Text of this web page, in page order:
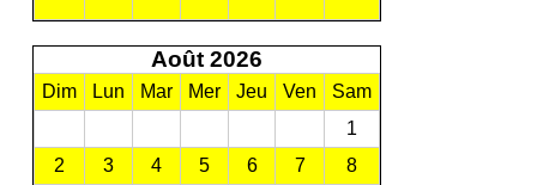
Août 2026
Dim Lun Mar Mer Jeu Ven
Sam
1
2
3 4 5 6 7
8